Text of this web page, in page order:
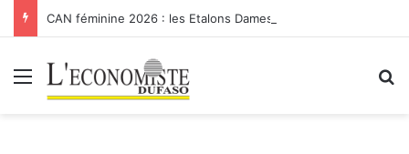
Menu